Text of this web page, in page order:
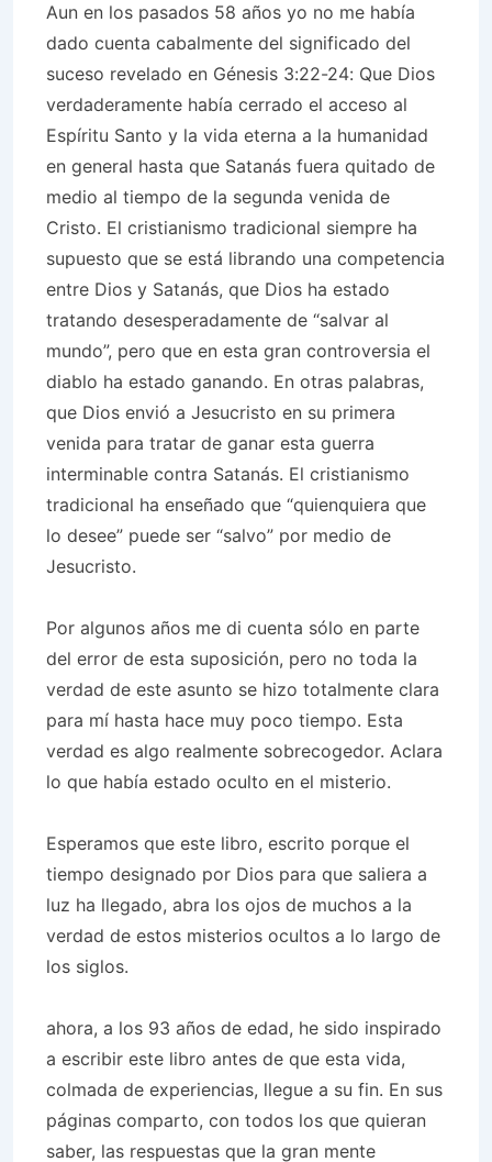
Aun en los pasados 58 años yo no me había
dado cuenta cabalmente del significado del
suceso revelado en Génesis 3:22-24: Que Dios
verdaderamente había cerrado el acceso al
Espíritu Santo y la vida eterna a la humanidad
en general hasta que Satanás fuera quitado de
medio al tiempo de la segunda venida de
Cristo. El cristianismo tradicional siempre ha
supuesto que se está librando una competencia
entre Dios y Satanás, que Dios ha estado
tratando desesperadamente de “salvar al
mundo”, pero que en esta gran controversia el
diablo ha estado ganando. En otras palabras,
que Dios envió a Jesucristo en su primera
venida para tratar de ganar esta guerra
interminable contra Satanás. El cristianismo
tradicional ha enseñado que “quienquiera que
lo desee” puede ser “salvo” por medio de
Jesucristo.
Por algunos años me di cuenta sólo en parte
del error de esta suposición, pero no toda la
verdad de este asunto se hizo totalmente clara
para mí hasta hace muy poco tiempo. Esta
verdad es algo realmente sobrecogedor. Aclara
lo que había estado oculto en el misterio.
Esperamos que este libro, escrito porque el
tiempo designado por Dios para que saliera a
luz ha llegado, abra los ojos de muchos a la
verdad de estos misterios ocultos a lo largo de
los siglos.
ahora, a los 93 años de edad, he sido inspirado
a escribir este libro antes de que esta vida,
colmada de experiencias, llegue a su fin. En sus
páginas comparto, con todos los que quieran
saber, las respuestas que la gran mente